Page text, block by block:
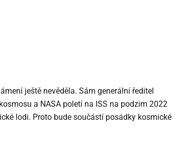
ještě nevěděla. Sám generální ředitel
a NASA poletí na ISS na podzim 2022
lodi. Proto bude součástí posádky kosmické